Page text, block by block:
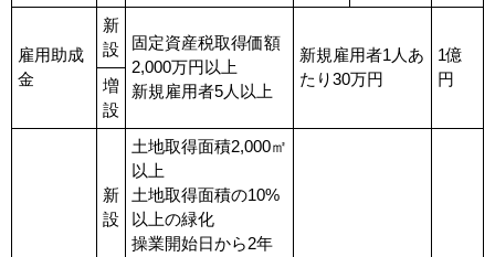
雇用助成
金
新
設
固定資産税取得価額
2,000万円以上
新規雇用者5人以上
新規雇用者1人あ
たり30万円
1億
円
増
設
新
設
土地取得面積2,000㎡
以上
土地取得面積の10%
以上の緑化
操業開始日から2年